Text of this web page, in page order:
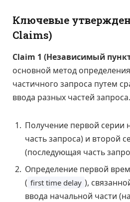
Ключевые
Claims)
Claim 1 (Независимый
основной метод
частичного запроса путем
ввода разных частей запроса.
Получение первой серии
часть запроса) и второй
(последующая часть
Определение первой
( first time delay ),
ввода начальной части